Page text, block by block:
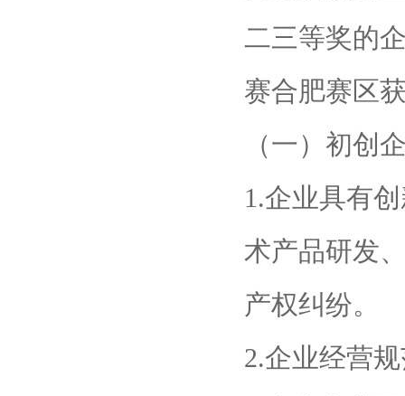
二三等奖的
赛合肥赛区
（一）初创
1.企业具有
术产品研发
产权纠纷。
2.企业经营